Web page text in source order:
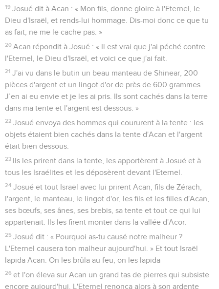
19 Josué dit à Acan : « Mon fils, donne gloire à l'Eternel, le
Dieu d'Israël, et rends-lui hommage. Dis-moi donc ce que tu
as fait, ne me le cache pas. »
20 Acan répondit à Josué : « Il est vrai que j'ai péché contre
l'Eternel, le Dieu d'Israël, et voici ce que j'ai fait.
21 J'ai vu dans le butin un beau manteau de Shinear, 200
pièces d'argent et un lingot d'or de près de 600 grammes.
J’en ai eu envie et je les ai pris. Ils sont cachés dans la terre
dans ma tente et l'argent est dessous. »
22 Josué envoya des hommes qui coururent à la tente : les
objets étaient bien cachés dans la tente d'Acan et l'argent
était bien dessous.
23 Ils les prirent dans la tente, les apportèrent à Josué et à
tous les Israélites et les déposèrent devant l'Eternel.
24 Josué et tout Israël avec lui prirent Acan, fils de Zérach,
l'argent, le manteau, le lingot d'or, les fils et les filles d'Acan,
ses bœufs, ses ânes, ses brebis, sa tente et tout ce qui lui
appartenait. Ils les firent monter dans la vallée d'Acor.
25 Josué dit : « Pourquoi as-tu causé notre malheur ?
L'Eternel causera ton malheur aujourd'hui. » Et tout Israël
lapida Acan. On les brûla au feu, on les lapida
26 et l'on éleva sur Acan un grand tas de pierres qui subsiste
encore aujourd'hui. L'Eternel renonça alors à son ardente